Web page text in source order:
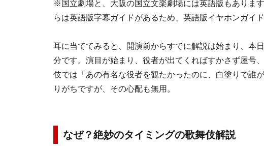
※国立劇場と、大阪の国立文楽劇場には英語版もありま
らは英語版字幕ガイドがあるため、英語版イヤホンガイド
耳に当ててみると、開演前からすでに解説は始まり、本
分です。演目が始まり、役者が出てくればすかさず屋号
伎では「あの有名な役者を観たかったのに、白塗りで誰
りがちですが、その心配も無用。
なぜ？絶妙のタイミングの歌舞伎解説